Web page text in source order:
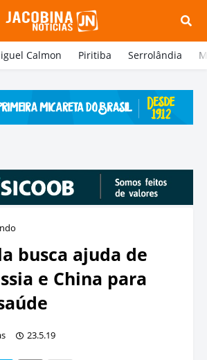
Calmon Piritiba Serrolândia
busca ajuda de
e China para
23.5.19